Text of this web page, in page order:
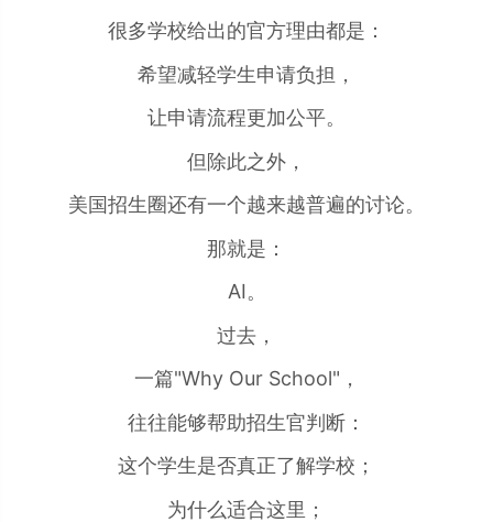
很多学校给出的官方理由都是：
希望减轻学生申请负担，
让申请流程更加公平。
但除此之外，
美国招生圈还有一个越来越普遍的讨论。
那就是：
AI。
过去，
一篇"Why Our School"，
往往能够帮助招生官判断：
这个学生是否真正了解学校；
为什么适合这里；